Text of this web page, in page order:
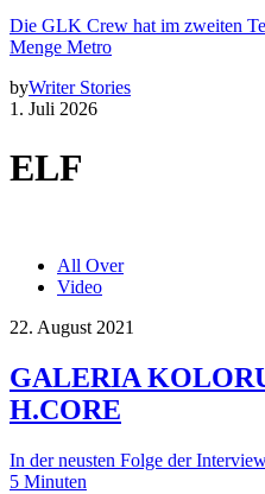
Die GLK Crew hat im zweiten
Menge Metro
byWriter Stories
1. Juli 2026
ELF
All Over
Video
22. August 2021
GALERIA
H.CORE
In der neusten Folge der
5 Minuten